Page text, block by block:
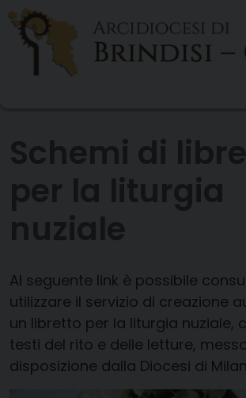
Skip
content
Al seguente link è possibile
utilizzare il servizio di creazione
un libretto per la liturgia nuziale,
testi del rito e delle letture,
disposizione dalla Diocesi di